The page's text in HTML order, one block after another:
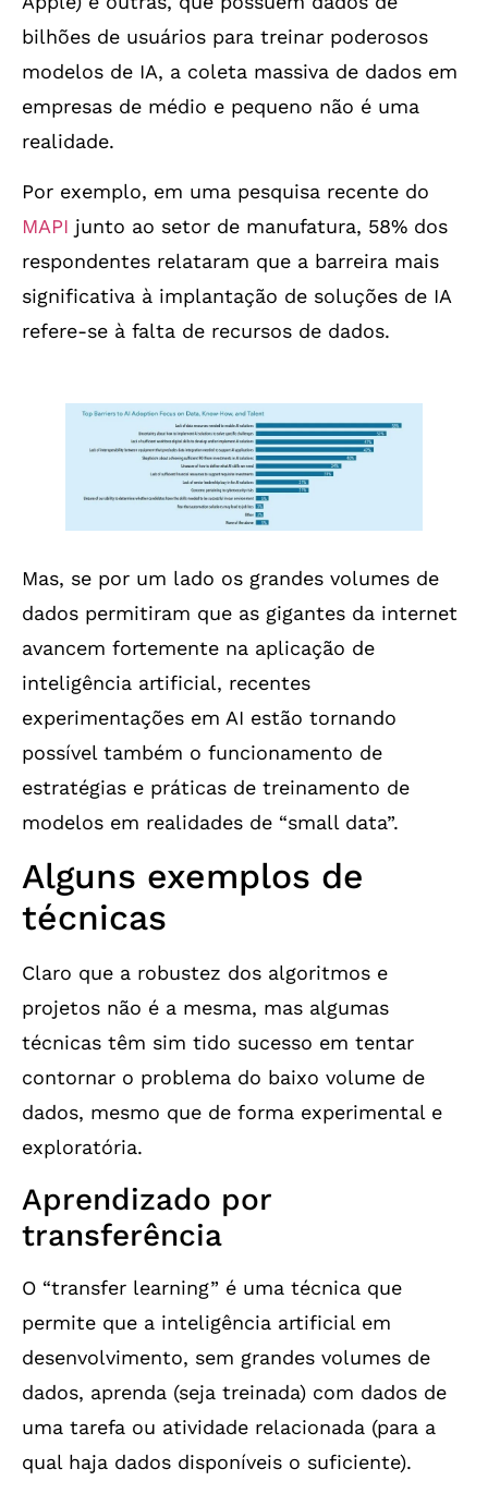
bilhões de usuários para treinar poderosos
modelos de IA, a coleta massiva de dados em
empresas de médio e pequeno não é uma
realidade.
Por exemplo, em uma pesquisa recente do
MAPI junto ao setor de manufatura, 58% dos
respondentes relataram que a barreira mais
significativa à implantação de soluções de IA
refere-se à falta de recursos de dados.
Mas, se por um lado os grandes volumes de
dados permitiram que as gigantes da internet
avancem fortemente na aplicação de
inteligência artificial, recentes
experimentações em AI estão tornando
possível também o funcionamento de
estratégias e práticas de treinamento de
modelos em realidades de “small data”.
Alguns exemplos de
técnicas
Claro que a robustez dos algoritmos e
projetos não é a mesma, mas algumas
técnicas têm sim tido sucesso em tentar
contornar o problema do baixo volume de
dados, mesmo que de forma experimental e
exploratória.
Aprendizado por
transferência
O “transfer learning” é uma técnica que
permite que a inteligência artificial em
desenvolvimento, sem grandes volumes de
dados, aprenda (seja treinada) com dados de
uma tarefa ou atividade relacionada (para a
qual haja dados disponíveis o suficiente).